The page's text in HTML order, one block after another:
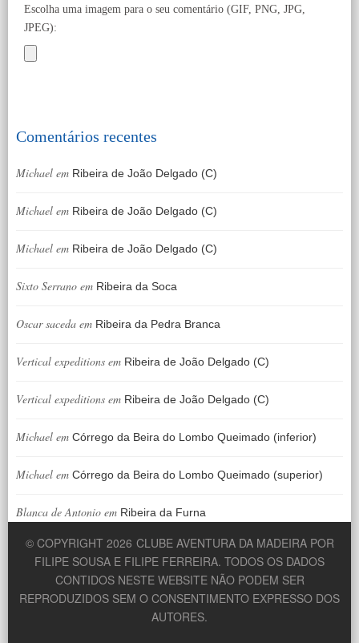
Escolha uma imagem para o seu comentário (GIF, PNG, JPG,
JPEG):
Comentários recentes
Michael em Ribeira de João Delgado (C)
Michael em Ribeira de João Delgado (C)
Michael em Ribeira de João Delgado (C)
Sixto Serrano em Ribeira da Soca
Oscar saceda em Ribeira da Pedra Branca
Vertical expeditions em Ribeira de João Delgado (C)
Vertical expeditions em Ribeira de João Delgado (C)
Michael em Córrego da Beira do Lombo Queimado (inferior)
Michael em Córrego da Beira do Lombo Queimado (superior)
Blanca de Antonio em Ribeira da Furna
© COPYRIGHT 2026 CLUBE AVENTURA DA MADEIRA POR
FILIPE SOUSA E FILIPE FERREIRA. TODOS OS DADOS
CONTIDOS NESTE WEBSITE NÃO PODEM SER
REPRODUZIDOS SEM O CONSENTIMENTO EXPRESSO DOS
AUTORES.